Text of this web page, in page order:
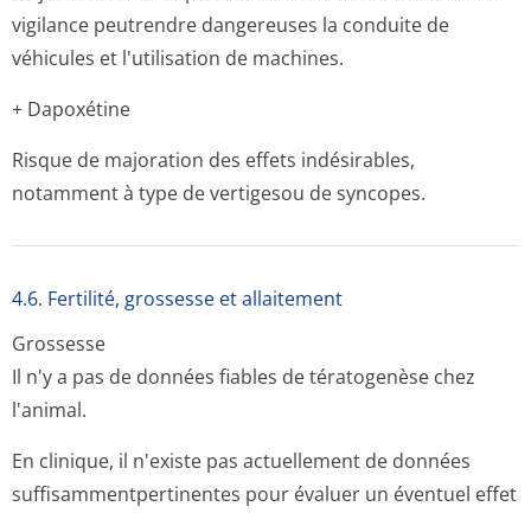
vigilance peutrendre dangereuses la conduite de
véhicules et l'utilisation de machines.
+ Dapoxétine
Risque de majoration des effets indésirables,
notamment à type de vertigesou de syncopes.
4.6. Fertilité, grossesse et allaitement
Grossesse
Il n'y a pas de données fiables de tératogenèse chez
l'animal.
En clinique, il n'existe pas actuellement de données
suffisammentper­tinentes pour évaluer un éventuel effet